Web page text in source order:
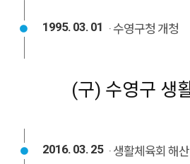
1995. 03. 01 · 수영구청 개청
(구) 수영구 생
2016. 03. 25 · 생활체육회 해